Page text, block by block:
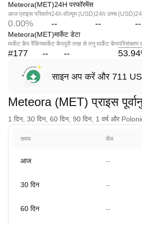
Meteora(MET)24H परफॉरमेंस
आज प्राइस परिवर्तन
0.00%
24h वॉल्यूम (USD)
--
24h उच्च (USD)
-- --
Meteora(MET)मार्केट डेटा
मार्केट कैप रैंकिंग
#177
मार्केट कैप
--
पूरी तरह से तनु मार्केट कैप
--
परिसंचरण
53.94
साइन अप करें और 711
Meteora (MET) प्राइस
1 दिन, 30 दिन, 60 दिन, 90 दिन, 1 वर्ष और
समय चेंज
आज --
30 दिन --
60 दिन --